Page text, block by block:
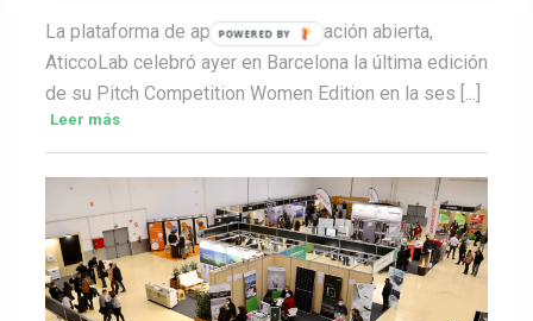
La plataforma de apoyo a la innovación abierta,
AticcoLab celebró ayer en Barcelona la última edición
de su Pitch Competition Women Edition en la ses [...]
Leer más